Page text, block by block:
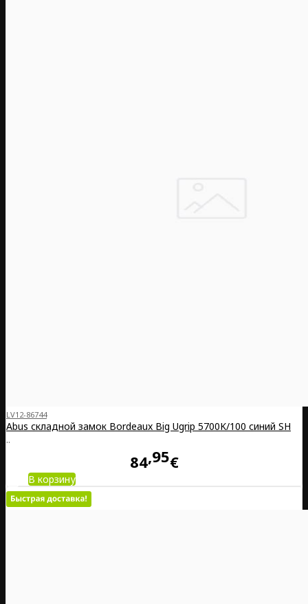
LV12-86744
Abus складной замок Bordeaux Big Ugrip 5700K/100 синий SH
..
84 95€
В корзину